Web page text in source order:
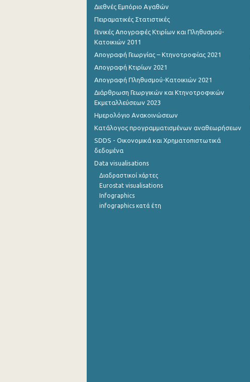
Απριλίου 2023
Φεβρουαρίου 2023
Ιανουαρίου 2023
Δεκεμβρίου 2022
Νοεμβρίου 2022
Οκτωβρίου 2022
Σεπτεμβρίου 2022
Αυγούστου 2022
Ιουλίου 2022
Μαΐου 2022
Διεθνές Εμπόριο Αγαθών
Πειραματικές Στατιστικές
Γενικές Απογραφές Κτιρίων και Πληθυσμού-
Κατοικιών 2011
Απογραφή Γεωργίας – Κτηνοτροφίας 2021
Απογραφή Κτιρίων 2021
Απογραφή Πληθυσμού-Κατοικιών 2021
Διάρθρωση Γεωργικών και Κτηνοτροφικών
Εκμεταλλεύσεων 2023
Ημερολόγιο Ανακοινώσεων
Κατάλογος προγραμματισμένων αναθεωρήσεων
SDDS - Οικονομικά και Χρηματοπιστωτικά
δεδομένα
Data visualisations
Διαδραστικοί χάρτες
Eurostat visualisations
Infographics
infographics κατά έτη